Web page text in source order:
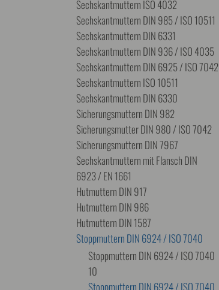
Sechskantmuttern ISO 4032
Sechskantmuttern DIN 985 / ISO 10511
Sechskantmuttern DIN 6331
Sechskantmuttern DIN 936 / ISO 4035
Sechskantmuttern DIN 6925 / ISO 7042
Sechskantmuttern ISO 10511
Sechskantmuttern DIN 6330
Sicherungsmuttern DIN 982
Sicherungsmutter DIN 980 / ISO 7042
Sicherungsmuttern DIN 7967
Sechskantmuttern mit Flansch DIN
6923 / EN 1661
Hutmuttern DIN 917
Hutmuttern DIN 986
Hutmuttern DIN 1587
Stoppmuttern DIN 6924 / ISO 7040
Stoppmuttern DIN 6924 / ISO 7040
10
Stoppmuttern DIN 6924 / ISO 7040